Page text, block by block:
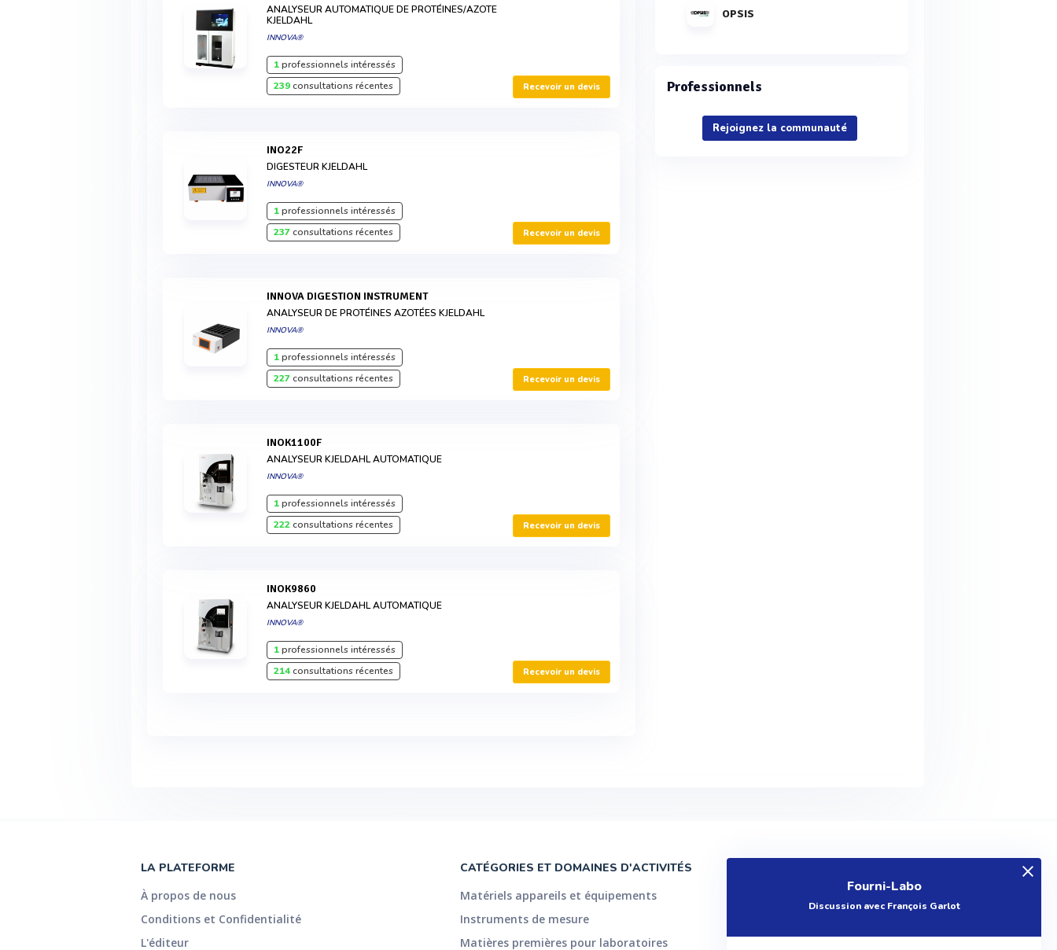
ANALYSEUR AUTOMATIQUE DE PROTÉINES/AZOTE
KJELDAHL
INNOVA®
1professionnels intéressés
239consultations récentes Recevoir un devis
INO22F
DIGESTEUR KJELDAHL
INNOVA®
1professionnels intéressés
237consultations récentes Recevoir un devis
INNOVA DIGESTION INSTRUMENT
ANALYSEUR DE PROTÉINES AZOTÉES KJELDAHL
INNOVA®
1professionnels intéressés
227consultations récentes Recevoir un devis
INOK1100F
ANALYSEUR KJELDAHL AUTOMATIQUE
INNOVA®
1professionnels intéressés
222consultations récentes Recevoir un devis
INOK9860
ANALYSEUR KJELDAHL AUTOMATIQUE
INNOVA®
1professionnels intéressés
214consultations récentes Recevoir un devis
OPSIS
Professionnels
Rejoignez la communauté
LA PLATEFORME
À propos de nous
Conditions et Confidentialité
L'éditeur
CATÉGORIES ET DOMAINES D'ACTIVITÉS
Matériels appareils et équipements
Instruments de mesure
Matières premières pour laboratoires
Fourni-Labo
Discussion avec François Garlot